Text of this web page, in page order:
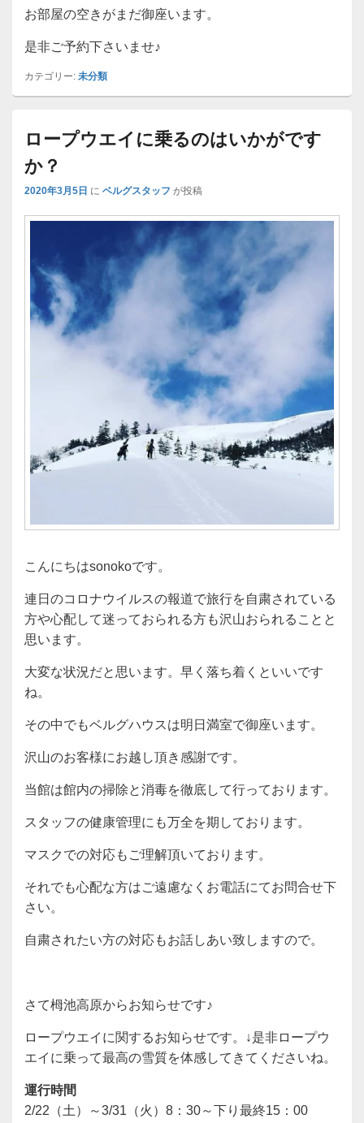
お部屋の空きがまだ御座います。
是非ご予約下さいませ♪
カテゴリー: 未分類
ロープウエイに乗るのはいかがです
か？
2020年3月5日 に ベルグスタッフ が投稿
こんにちはsonokoです。
連日のコロナウイルスの報道で旅行を自粛されている
方や心配して迷っておられる方も沢山おられることと
思います。
大変な状況だと思います。早く落ち着くといいです
ね。
その中でもベルグハウスは明日満室で御座います。
沢山のお客様にお越し頂き感謝です。
当館は館内の掃除と消毒を徹底して行っております。
スタッフの健康管理にも万全を期しております。
マスクでの対応もご理解頂いております。
それでも心配な方はご遠慮なくお電話にてお問合せ下
さい。
自粛されたい方の対応もお話しあい致しますので。
さて栂池高原からお知らせです♪
ロープウエイに関するお知らせです。↓是非ロープウ
エイに乗って最高の雪質を体感してきてくださいね。
運行時間
2/22（土）～3/31（火）8：30～下り最終15：00